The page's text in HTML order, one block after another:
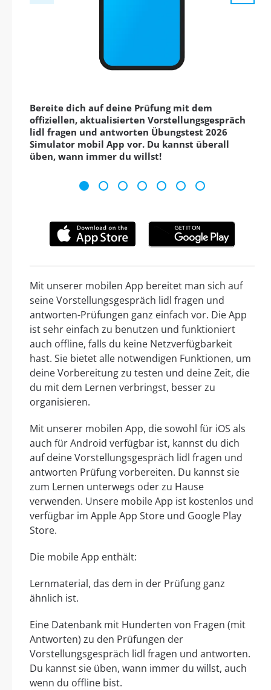
Bereite dich auf deine Prüfung mit dem
offiziellen, aktualisierten Vorstellungsgespräch
lidl fragen und antworten Übungstest 2026
Simulator mobil App vor. Du kannst überall
üben, wann immer du willst!
Mit unserer mobilen App bereitet man sich auf
seine Vorstellungsgespräch lidl fragen und
antworten-Prüfungen ganz einfach vor. Die App
ist sehr einfach zu benutzen und funktioniert
auch offline, falls du keine Netzverfügbarkeit
hast. Sie bietet alle notwendigen Funktionen, um
deine Vorbereitung zu testen und deine Zeit, die
du mit dem Lernen verbringst, besser zu
organisieren.
Mit unserer mobilen App, die sowohl für iOS als
auch für Android verfügbar ist, kannst du dich
auf deine Vorstellungsgespräch lidl fragen und
antworten Prüfung vorbereiten. Du kannst sie
zum Lernen unterwegs oder zu Hause
verwenden. Unsere mobile App ist kostenlos und
verfügbar im Apple App Store und Google Play
Store.
Die mobile App enthält:
Lernmaterial, das dem in der Prüfung ganz
ähnlich ist.
Eine Datenbank mit Hunderten von Fragen (mit
Antworten) zu den Prüfungen der
Vorstellungsgespräch lidl fragen und antworten.
Du kannst sie üben, wann immer du willst, auch
wenn du offline bist.